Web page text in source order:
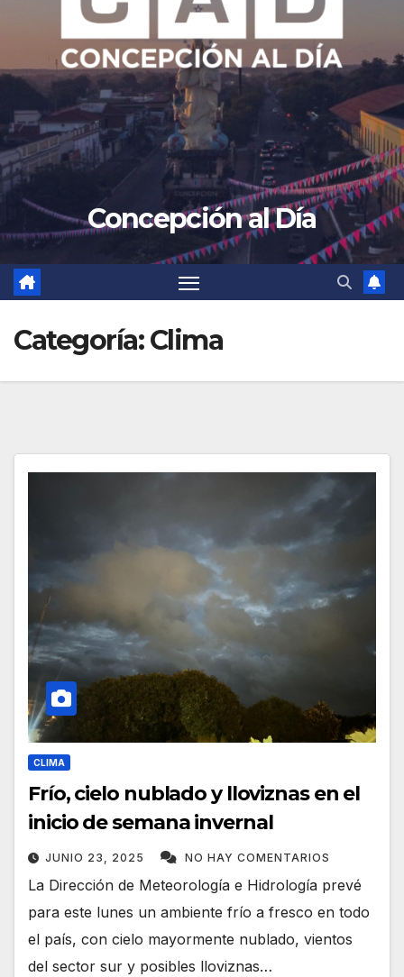
Concepción al Día
Categoría:Clima
CLIMA
Frío, cielo nublado y lloviznas en el
inicio de semana invernal
JUNIO 23, 2025 NO HAY COMENTARIOS
La Dirección de Meteorología e Hidrología prevé
para este lunes un ambiente frío a fresco en todo
el país, con cielo mayormente nublado, vientos
del sector sur y posibles lloviznas…